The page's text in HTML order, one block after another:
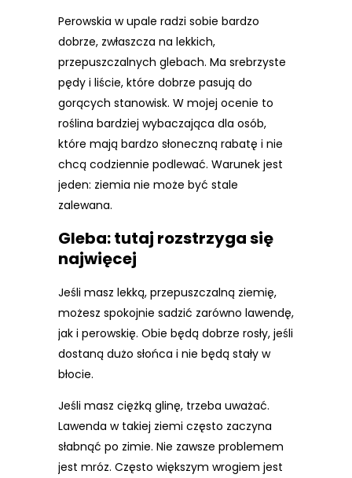
Perowskia w upale radzi sobie bardzo
dobrze, zwłaszcza na lekkich,
przepuszczalnych glebach. Ma srebrzyste
pędy i liście, które dobrze pasują do
gorących stanowisk. W mojej ocenie to
roślina bardziej wybaczająca dla osób,
które mają bardzo słoneczną rabatę i nie
chcą codziennie podlewać. Warunek jest
jeden: ziemia nie może być stale
zalewana.
Gleba: tutaj rozstrzyga się
najwięcej
Jeśli masz lekką, przepuszczalną ziemię,
możesz spokojnie sadzić zarówno lawendę,
jak i perowskię. Obie będą dobrze rosły, jeśli
dostaną dużo słońca i nie będą stały w
błocie.
Jeśli masz ciężką glinę, trzeba uważać.
Lawenda w takiej ziemi często zaczyna
słabnąć po zimie. Nie zawsze problemem
jest mróz. Często większym wrogiem jest